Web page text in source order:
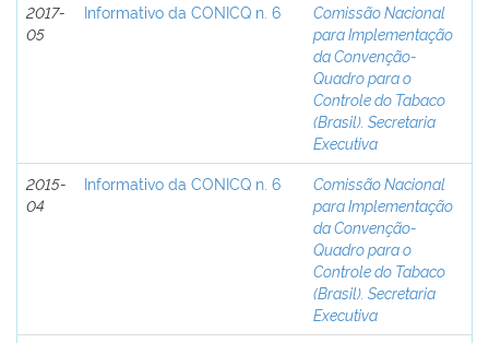
2017-
05
Informativo da CONICQ n. 6
Comissão Nacional
para Implementação
da Convenção-
Quadro para o
Controle do Tabaco
(Brasil). Secretaria
Executiva
2015-
04
Informativo da CONICQ n. 6
Comissão Nacional
para Implementação
da Convenção-
Quadro para o
Controle do Tabaco
(Brasil). Secretaria
Executiva